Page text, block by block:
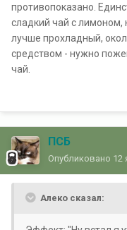
противопоказано.
сладкий чай с лимоном,
лучше прохладный,
средством - нужно
чай.
ПСБ
Опубликовано 12
Алеко сказал: